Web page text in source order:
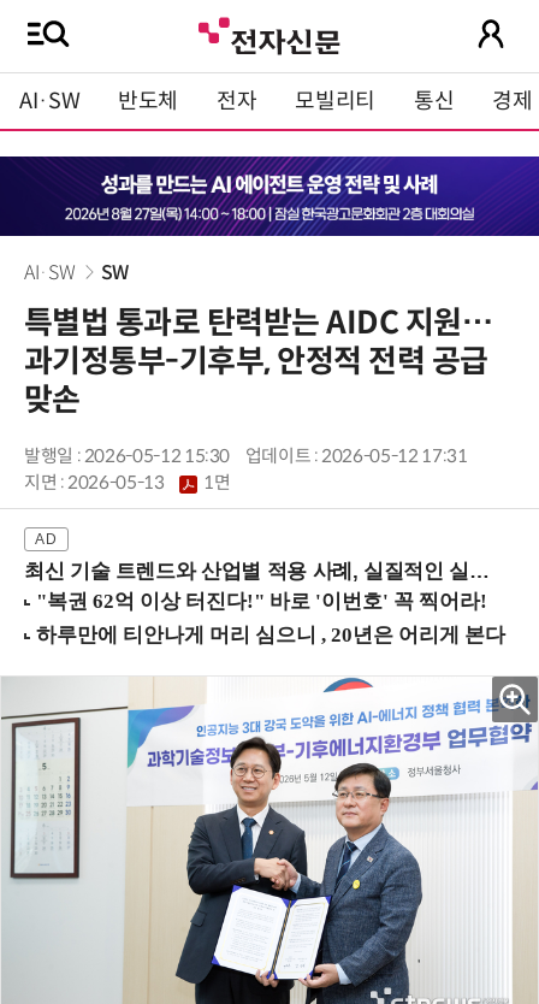
AI·SW 반도체 전자 모빌리티 통신 경제
AI·SW SW
특별법 통과로 탄력받는 AIDC 지원…
과기정통부-기후부, 안정적 전력 공급
맞손
발행일 : 2026-05-12 15:30
업데이트 : 2026-05-12 17:31
지면 :2026-05-13 1면
최신 기술 트렌드와 산업별 적용 사례, 실질적인 실행 전략을 공유 (9/18 양재역)